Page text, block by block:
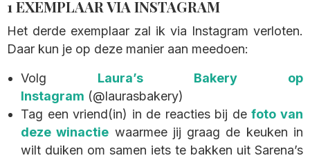
1 EXEMPLAAR VIA INSTAGRAM
Het derde exemplaar zal ik via Instagram verloten.
Daar kun je op deze manier aan meedoen:
Volg Laura’s Bakery op
Instagram (@laurasbakery)
Tag een vriend(in) in de reacties bij defoto van
deze winactie waarmee jij graag de keuken in
wilt duiken om samen iets te bakken uit Sarena’s